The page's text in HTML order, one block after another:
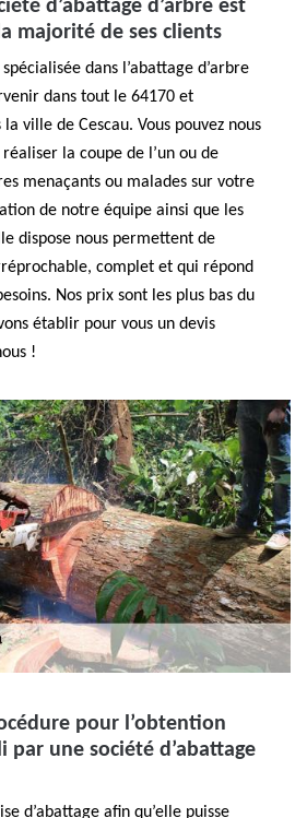
d’abattage d’arbre est
majorité de ses clients
dans l’abattage d’arbre
dans tout le 64170 et
ville de Cescau. Vous pouvez nous
la coupe de l’un ou de
menaçants ou malades sur votre
de notre équipe ainsi que les
dispose nous permettent de
complet et qui répond
Nos prix sont les plus bas du
établir pour vous un devis
!
pour l’obtention
par une société d’abattage
d’abattage afin qu’elle puisse